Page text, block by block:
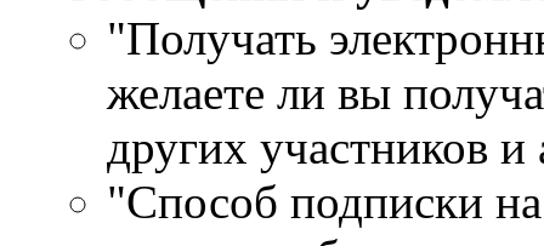
"Получать
желаете ли вы
других участников
"Способ подписки